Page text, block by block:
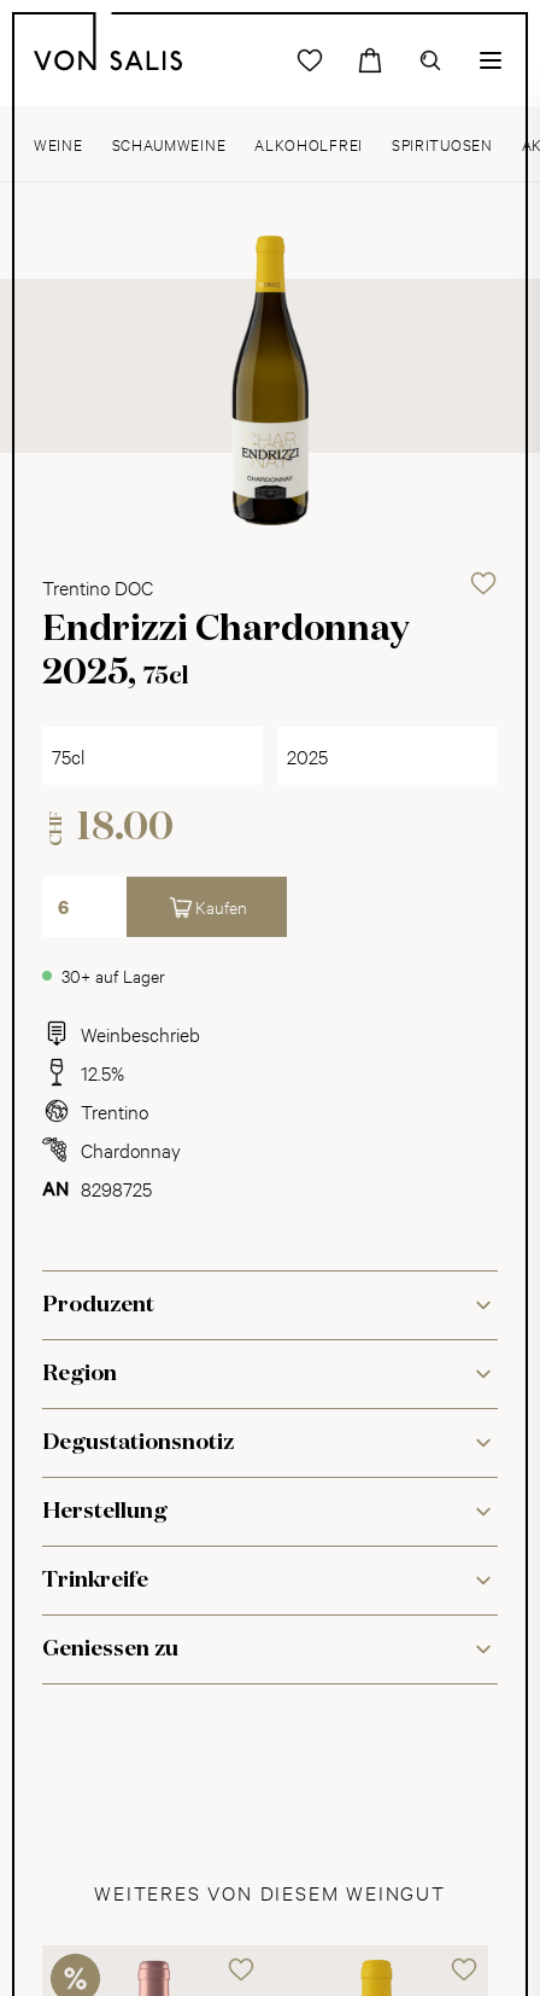
WEINE SCHAUMWEINE ALKOHOLFREI SPIRITUOSEN
Trentino DOC
Endrizzi Chardonnay
2025, 75cl
Weinbeschrieb
12.5%
Trentino
Chardonnay
8298725
75cl 2025
30+ auf Lager
CHF 18.00
Kaufen
Produzent
Region
Degustationsnotiz
Herstellung
Trinkreife
Geniessen zu
WEITERES VON DIESEM WEINGUT